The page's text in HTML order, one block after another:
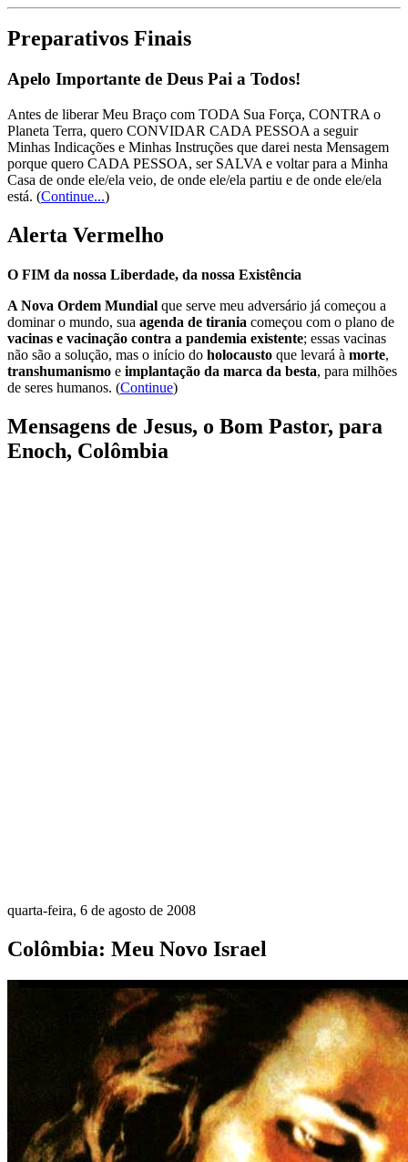
Preparativos Finais
Apelo Importante de Deus Pai a Todos!
Antes de liberar Meu Braço com TODA Sua Força, CONTRA o
Planeta Terra, quero CONVIDAR CADA PESSOA a seguir
Minhas Indicações e Minhas Instruções que darei nesta Mensagem
porque quero CADA PESSOA, ser SALVA e voltar para a Minha
Casa de onde ele/ela veio, de onde ele/ela partiu e de onde ele/ela
está. (Continue...)
Alerta Vermelho
O FIM da nossa Liberdade, da nossa Existência
A Nova Ordem Mundial que serve meu adversário já começou a
dominar o mundo, sua agenda de tirania começou com o plano de
vacinas e vacinação contra a pandemia existente; essas vacinas
não são a solução, mas o início do holocausto que levará à morte,
transhumanismo e implantação da marca da besta, para milhões
de seres humanos. (Continue)
Mensagens de Jesus, o Bom Pastor, para
Enoch, Colômbia
quarta-feira, 6 de agosto de 2008
Colômbia: Meu Novo Israel